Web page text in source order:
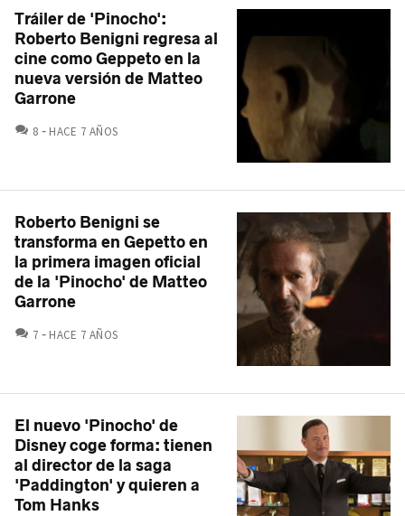
Tráiler de 'Pinocho':
Roberto Benigni regresa al
cine como Geppeto en la
nueva versión de Matteo
Garrone
8 COMENTARIOS
HACE 7 AÑOS
Roberto Benigni se
transforma en Gepetto en
la primera imagen oficial
de la 'Pinocho' de Matteo
Garrone
7 COMENTARIOS
HACE 7 AÑOS
El nuevo 'Pinocho' de
Disney coge forma: tienen
al director de la saga
'Paddington' y quieren a
Tom Hanks